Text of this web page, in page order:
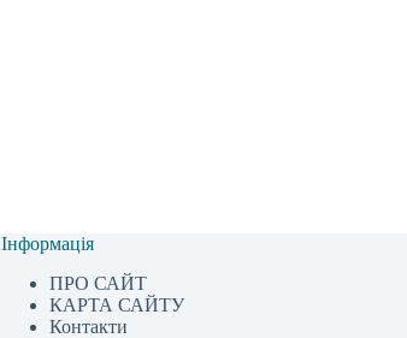
Інформація
ПРО САЙТ
КАРТА САЙТУ
Контакти